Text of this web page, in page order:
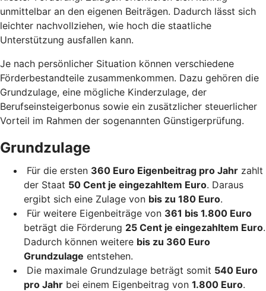
unmittelbar an den eigenen Beiträgen. Dadurch lässt sich
leichter nachvollziehen, wie hoch die staatliche
Unterstützung ausfallen kann.
Je nach persönlicher Situation können verschiedene
Förderbestandteile zusammenkommen. Dazu gehören die
Grundzulage, eine mögliche Kinderzulage, der
Berufseinsteigerbonus sowie ein zusätzlicher steuerlicher
Vorteil im Rahmen der sogenannten Günstigerprüfung.
Grundzulage
Für die ersten 360 Euro Eigenbeitrag pro Jahr zahlt
der Staat 50 Cent je eingezahltem Euro. Daraus
ergibt sich eine Zulage von bis zu 180 Euro.
Für weitere Eigenbeiträge von 361 bis 1.800 Euro
beträgt die Förderung 25 Cent je eingezahltem Euro.
Dadurch können weitere bis zu 360 Euro
Grundzulage entstehen.
Die maximale Grundzulage beträgt somit 540 Euro
pro Jahr bei einem Eigenbeitrag von 1.800 Euro.